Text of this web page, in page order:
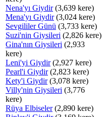
Nena'yı Giydir(3,639 kere)
Mena'yı Giydir(3,024 kere)
Sevgililer Günü (3,733 kere)
Suzi'nin Giysileri (2,826 kere)
Gina'nın Giysileri (2,933
kere)
Leni'yi Giydir(2,927 kere)
Pearl'i Giydir(2,823 kere)
Kety'i Giydir(3,078 kere)
Villy'nin Giysileri (3,776
kere)
Rüya Elbiseler(2,890 kere)